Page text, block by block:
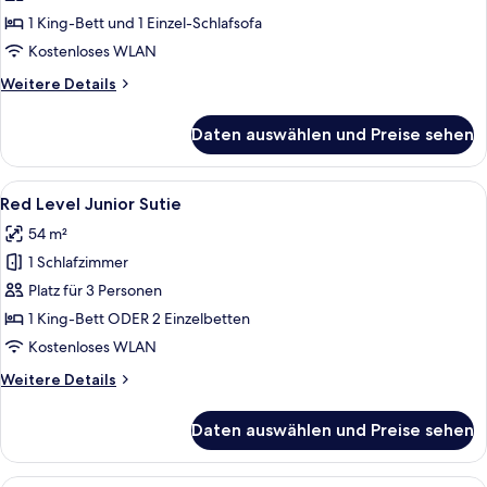
Suite
anzeigen
1 King-Bett und 1 Einzel-Schlafsofa
Kostenloses WLAN
Weitere Details
Weitere
Level
Grand
Suite
Daten auswählen und Preise sehen
Alle
Fotos
für
Red
Level
Junior
Sutie
Ein Hotelzimmer mit einem großen
10
Red Level Junior Sutie
54 m²
1 Schlafzimmer
Platz für 3 Personen
1 King-Bett ODER 2 Einzelbetten
Kostenloses WLAN
Weitere Details
Weitere
Level
Junior
Daten auswählen und Preise sehen